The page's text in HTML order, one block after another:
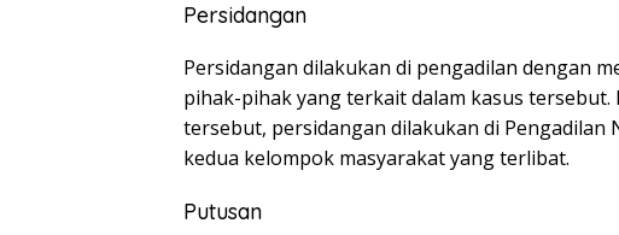
Persidangan
Persidangan dilakukan di pengadilan dengan
pihak-pihak yang terkait dalam kasus
tersebut, persidangan dilakukan di
kedua kelompok masyarakat yang terlibat.
Putusan